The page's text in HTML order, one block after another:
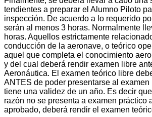
tendientes a preparar el Alumno Piloto
inspección. De acuerdo a lo requerido
serán al menos 3 horas. Normalmente
horas. Aquellos estrictamente
conducción de la aeronave, o teórico
aquel que completa el conocimiento
y del cual deberá rendir examen libre
Aeronáutica. El examen teórico libre
ANTES de poder presentarse al examen
tiene una validez de un año. Es decir
razón no se presenta a examen práctico
aprobado, deberá rendir el examen